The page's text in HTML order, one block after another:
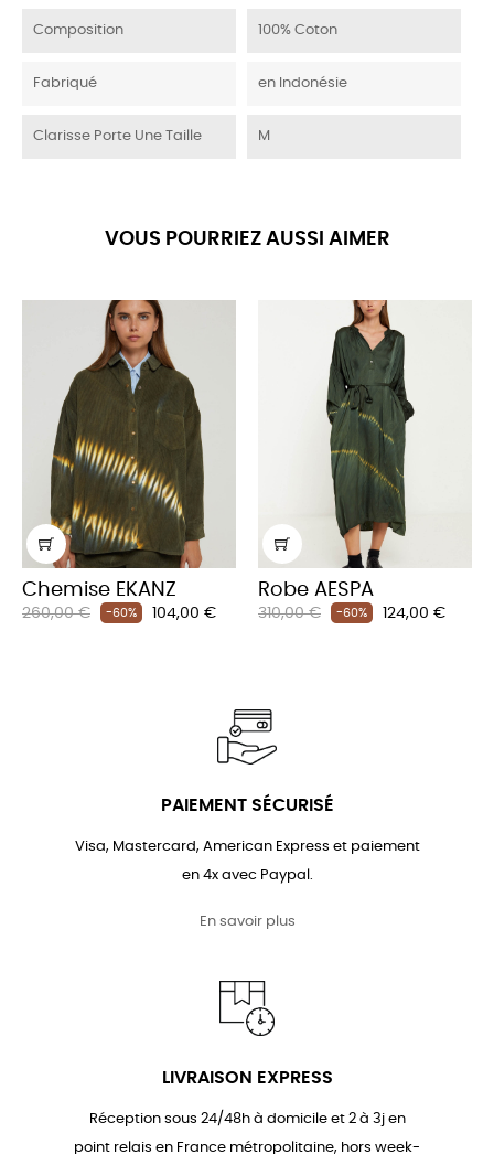
Composition 100% Coton
Fabriqué en Indonésie
Clarisse Porte Une Taille M
VOUS POURRIEZ AUSSI AIMER
Chemise EKANZ
Prix
260,00 € -60% Prix
104,00 €
Robe AESPA
Prix
310,00 € -60% Prix
124,00 €
PAIEMENT SÉCURISÉ
Visa, Mastercard, American Express et paiement
en 4x avec Paypal.
En savoir plus
LIVRAISON EXPRESS
Réception sous 24/48h à domicile et 2 à 3j en
point relais en France métropolitaine, hors week-